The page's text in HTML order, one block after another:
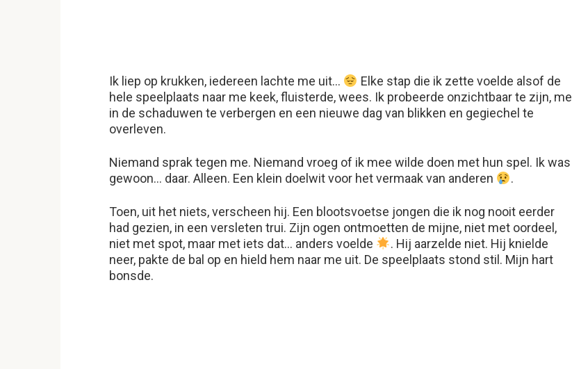
Ik liep op krukken, iedereen lachte me uit…
Elke stap die ik zette voelde alsof de
hele speelplaats naar me keek, fluisterde, wees. Ik probeerde onzichtbaar te zijn, me
in de schaduwen te verbergen en een nieuwe dag van blikken en gegiechel te
overleven.
Niemand sprak tegen me. Niemand vroeg of ik mee wilde doen met hun spel. Ik was
gewoon… daar. Alleen. Een klein doelwit voor het vermaak van anderen
.
Toen, uit het niets, verscheen hij. Een blootsvoetse jongen die ik nog nooit eerder
had gezien, in een versleten trui. Zijn ogen ontmoetten de mijne, niet met oordeel,
niet met spot, maar met iets dat… anders voelde
. Hij aarzelde niet. Hij knielde
neer, pakte de bal op en hield hem naar me uit. De speelplaats stond stil. Mijn hart
bonsde.